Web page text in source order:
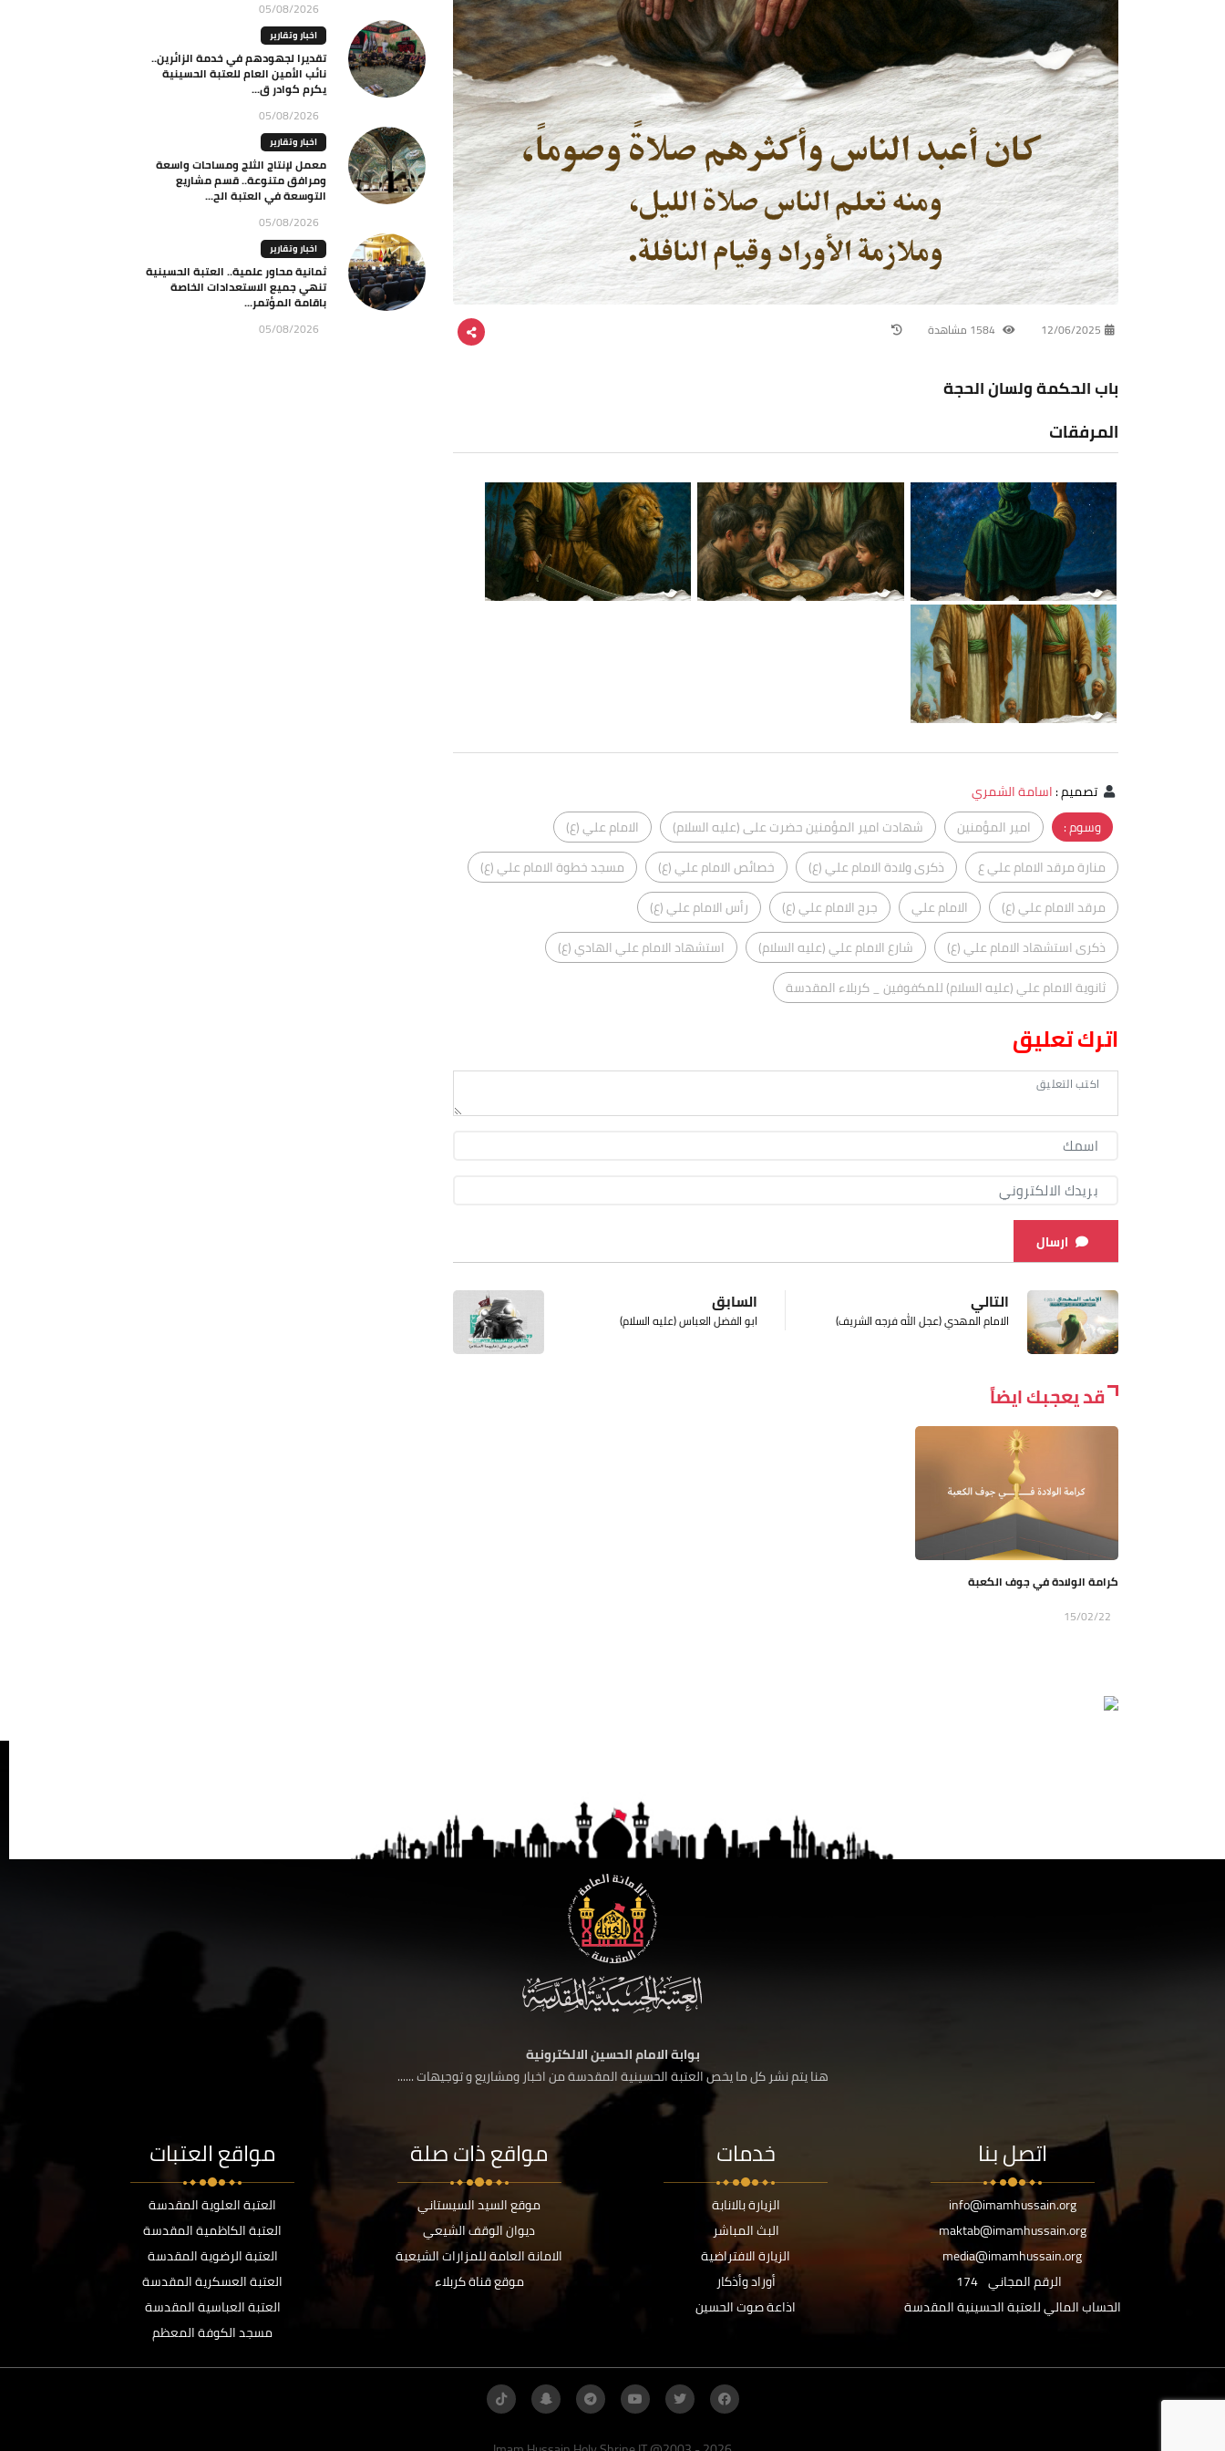
12/06/2025
باب الحكمة ولسان الحجة
المرفقات
تصميم:اسامة الشمري
وسوم :
امير المؤمنين شهادت امير المؤمنين حضرت على (عليه السلام)
الامام علي (ع)
منارة مرقد الامام علي ع
ذكرى ولادة الامام علي (ع) خصائص الامام علي (ع)
مسجد خطوة الامام علي (ع)
مرقد الامام علي (ع)
الامام علي جرح الامام علي (ع)
رأس الامام علي (ع)
ذكرى استشهاد الامام علي (ع)
شارع الامام علي (عليه السلام)
استشهاد الامام علي الهادي (ع)
ثانوية الامام علي (عليه السلام) للمكفوفين _ كربلاء المقدسة
اترك تعليق
ارسال
السابق
ابو الفضل العباس (عليه السلام)
التالي
الامام المهدي (عجل الله فرجه الشريف)
قد يعجبك ايضاً
كرامة الولادة في جوف الكعبة
15/02/22
05/08/2026
اخبار وتقارير
تقديرا لجهودهم في خدمة الزائرين..
نائب الأمين العام للعتبة الحسينية
يكرم كوادر ق...
05/08/2026
اخبار وتقارير
معمل لإنتاج الثلج ومساحات واسعة
ومرافق متنوعة.. قسم مشاريع
التوسعة في العتبة الح...
05/08/2026
اخبار وتقارير
ثمانية محاور علمية.. العتبة الحسينية
تنهي جميع الاستعدادات الخاصة
باقامة المؤتمر...
05/08/2026
بوابة الامام الحسين الالكترونية
هنا يتم نشر كل ما يخص العتبة الحسينية المقدسة من اخبار ومشاريع و توجيهات ......
اتصل بنا
info@imamhussain.org
maktab@imamhussain.org
media@imamhussain.org
الرقم المجاني 174
الحساب المالي للعتبة الحسينية المقدسة
خدمات
الزيارة بالانابة
البث المباشر
الزيارة الافتراضية
أوراد وأذكار
اذاعة صوت الحسين
مواقع ذات صلة
موقع السيد السيستاني
ديوان الوقف الشيعي
الامانة العامة للمزارات الشيعية
موقع قناة كربلاء
مواقع العتبات
العتبة العلوية المقدسة
العتبة الكاظمية المقدسة
العتبة الرضوية المقدسة
العتبة العسكرية المقدسة
العتبة العباسية المقدسة
مسجد الكوفة المعظم